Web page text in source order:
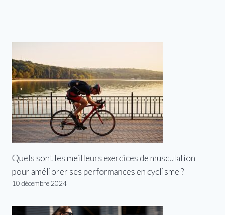
Quels sont les meilleurs exercices de musculation
pour améliorer ses performances en cyclisme ?
10 décembre 2024